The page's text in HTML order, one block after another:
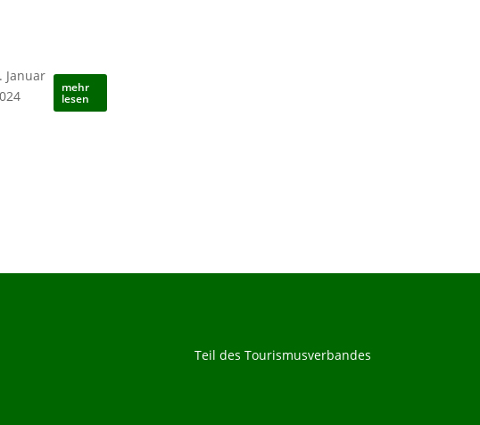
Januar
mehr
lesen
Teil des Tourismusverbandes